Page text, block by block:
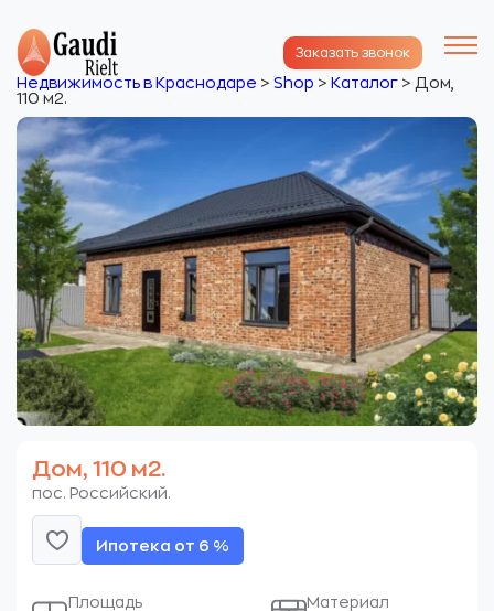
Заказать звонок
Недвижимость в Краснодаре > Shop > Каталог > Дом,
110 м2.
Дом, 110 м2.
пос. Российский.
Ипотека от 6 %
Площадь Материал